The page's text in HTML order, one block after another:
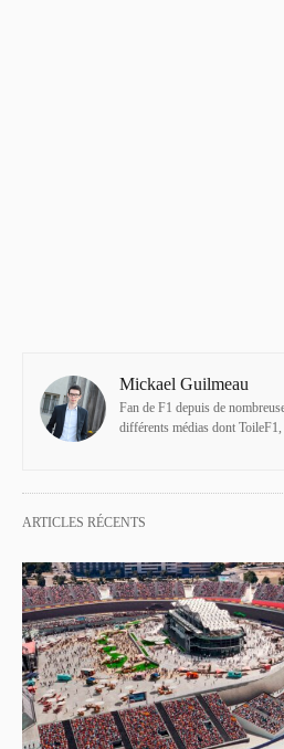
Mickael Guilmeau
Fan de F1 depuis de
différents médias dont
ARTICLES RÉCENTS